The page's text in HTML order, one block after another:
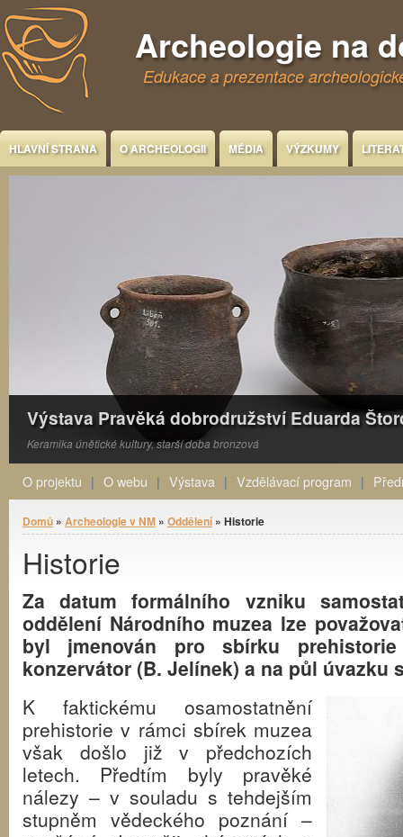
Jump to Content
Archeologie na
Edukace a prezentace
HLAVNÍ STRANA O ARCHEOLOGII MÉDIA VÝZKUMY
Výstava Pravěká dobrodružství Eduarda
Keramika únětické kultury, starší doba bronzová
O projektu O webu Výstava Vzdělávací program
Jste zde
Domů » Archeologie v NM » Oddělení» Historie
Historie
Za datum formálního vzniku
oddělení Národního muzea lze
byl jmenován pro sbírku
konzervátor (B. Jelínek) a na půl úvazku
K faktickému osamostatnění
prehistorie v rámci sbírek muzea
však došlo již v předchozích
letech. Předtím byly pravěké
nálezy – v souladu s tehdejším
stupněm vědeckého poznání –